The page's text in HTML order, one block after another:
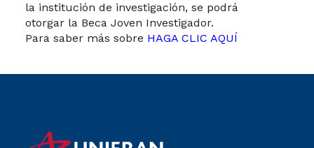
la institución de investigación, se podrá
otorgar la Beca Joven Investigador.
Para saber más sobre HAGA CLIC AQUÍ